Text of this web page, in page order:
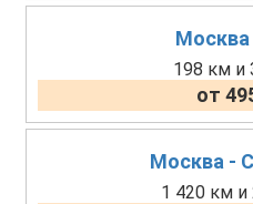
Москва
198 км и
от
Москва -
1 420 км и